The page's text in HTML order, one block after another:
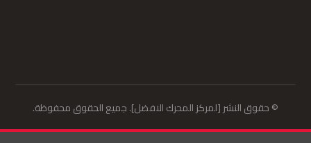
© حقوق النشر [لمركز المحرك الافضل]. جميع الحقوق محفوظة.